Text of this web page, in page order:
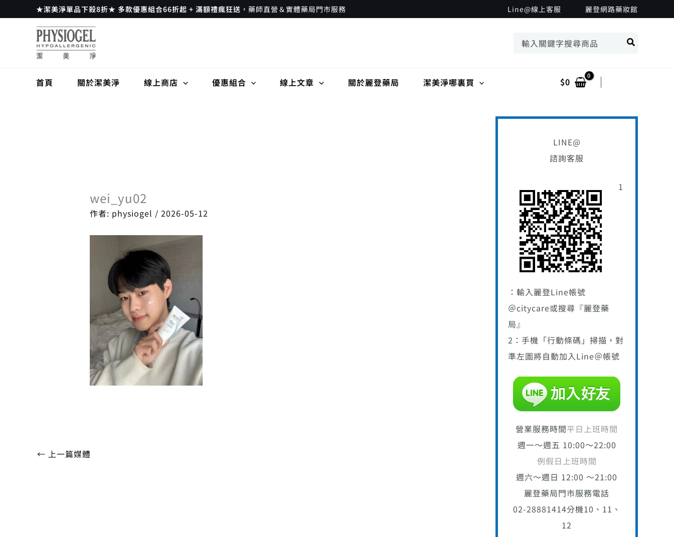
至
★潔美淨單品下殺8折★ 多款優惠組合66折起 + 滿額禮瘋狂送 ，藥師直營＆實體藥局門市服務 Line@線上客服 麗登網路藥妝館
尋：
首頁 關於潔美淨 線上商店 優惠組合 線上文章 關於麗登藥局 潔美淨哪裏買 $0
wei_yu02
作者: physiogel / 2026-05-12
← 上一篇媒體
LINE@
諮詢客服
1
：輸入麗登Line帳號
＠citycare或搜尋『麗登藥
局』
2：手機「行動條碼」掃描，對
準左圖將自動加入Line＠帳號
營業服務時間平日上班時間
週一～週五 10:00～22:00
例假日上班時間
週六～週日 12:00 ～21:00
麗登藥局門市服務電話
02-28881414分機10、11、
12